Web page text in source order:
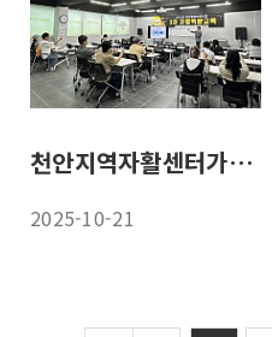
천안지역자활센터가 ‘돈 공부’ 알려드려요
2025-10-21